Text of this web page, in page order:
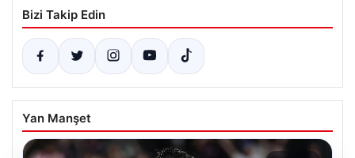
Bizi Takip Edin
Yan Manşet